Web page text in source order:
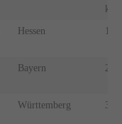
kg
Hessen 1.
Bayern 2.
Württemberg 3.